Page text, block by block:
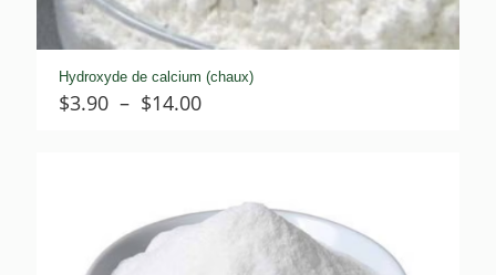
Hydroxyde de calcium (chaux)
$3.90 – $14.00Plage
$14.00